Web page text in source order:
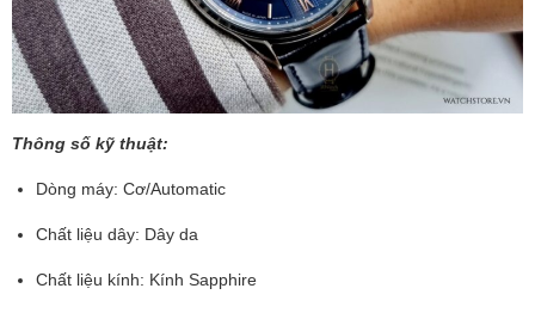
Thông số kỹ thuật:
Dòng máy: Cơ/Automatic
Chất liệu dây: Dây da
Chất liệu kính: Kính Sapphire